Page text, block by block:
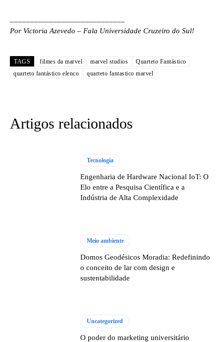
Por Victoria Azevedo – Fala Universidade Cruzeiro do Sul!
TAGS filmes da marvel marvel studios
Quarteto Fantástico
quarteto fantástico elenco
quarteto fantastico marvel
Artigos relacionados
Tecnologia
Engenharia de Hardware Nacional IoT: O
Elo entre a Pesquisa Científica e a
Indústria de Alta Complexidade
Meio ambiente
Domos Geodésicos Moradia: Redefinindo
o conceito de lar com design e
sustentabilidade
Uncategorized
O poder do marketing universitário